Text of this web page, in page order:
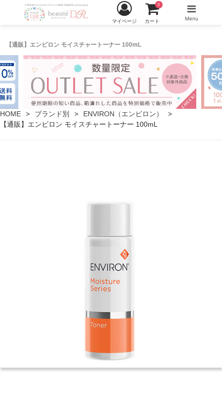
【通販】エンビロン モイスチャートーナー 100mL
マイページ カート
0
Menu
HOME ブランド別
ENVIRON（エンビロン）
【通販】エンビロン モイスチャートーナー 100mL